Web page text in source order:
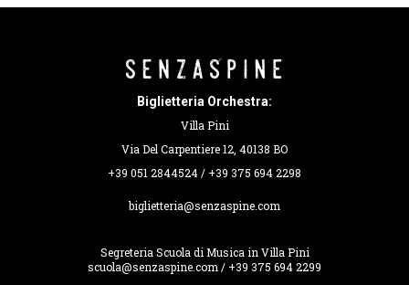
Biglietteria Orchestra:
Villa Pini
Via Del Carpentiere 12, 40138 BO
+39 051 2844524 / +39 375 694 2298
biglietteria@senzaspine.com
Segreteria Scuola di Musica in Villa Pini
scuola@senzaspine.com / +39 375 694 2299